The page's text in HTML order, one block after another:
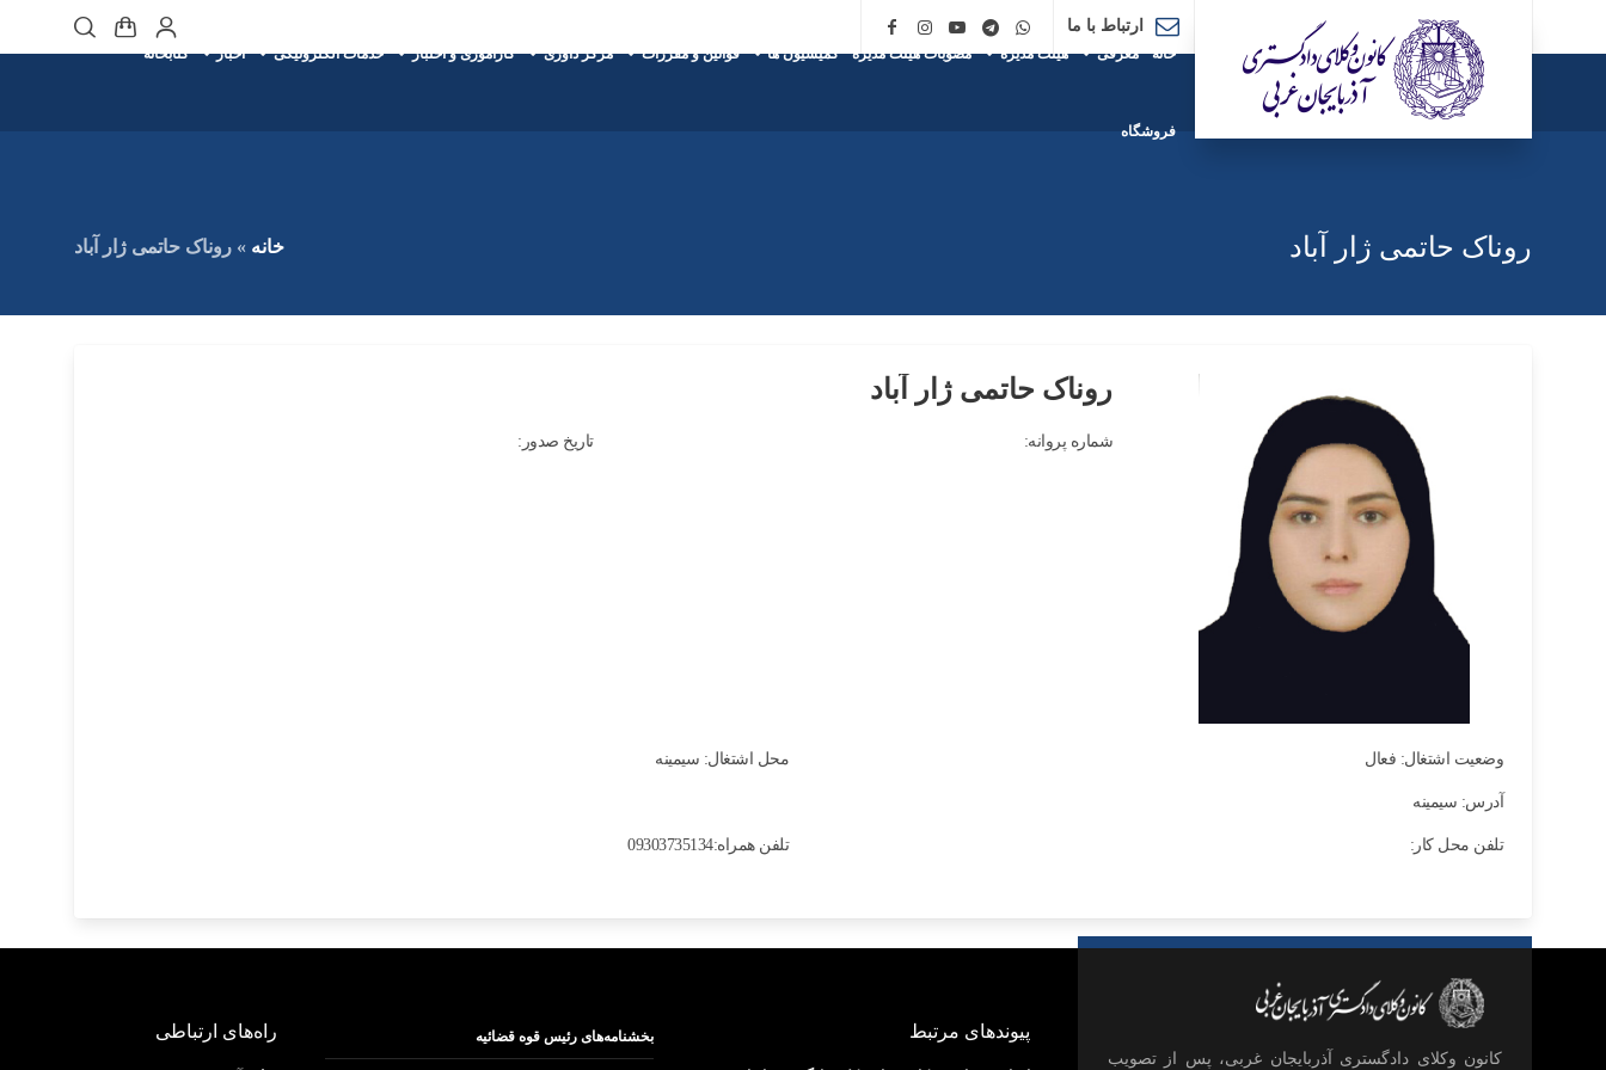
ارتباط با ما
خانه معرفی هیئت مدیره مصوبات هیئت مدیره کمیسیون ها قوانین و مقررات مرکز داوری کارآموزی و اختبار خدمات الکترونیکی اخبار کتابخانه
فروشگاه
روناک حاتمی ژار آباد خانه » روناک حاتمی ژار آباد
روناک حاتمی ژار آباد
شماره پروانه: تاریخ صدور:
وضعیت اشتغال: فعال محل اشتغال: سیمینه
آدرس: سیمینه
تلفن محل کار: تلفن همراه:09303735134
كانون وكلای دادگستری آذربايجان غربی، پس از تصويب
پیوندهای مرتبط بخشنامه‌های رئیس قوه قضائیه راه‌های ارتباطی